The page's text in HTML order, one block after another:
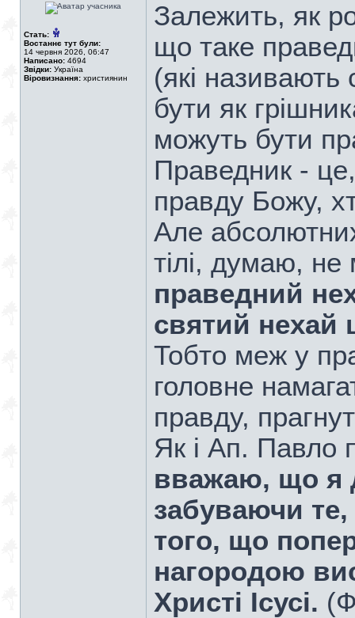
Стать:
Востаннє тут були:
14 червня 2026, 06:47
Написано: 4694
Звідки: Україна
Віровизнання: християнин
Залежить, як
що таке
(які
бути як
можуть бути
Праведник -
правду Божу,
Але
тілі, думаю,
праведний
святий нехай
Тобто меж у
головне
правду,
Як і Ап. Павло
вважаю, що я
забуваючи
того, що
нагородою
Христі Ісусі.